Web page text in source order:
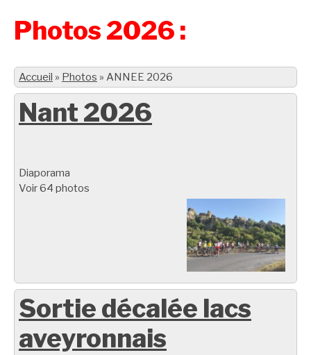
Photos 2026 :
Accueil » Photos » ANNEE 2026
Nant 2026
Diaporama
Voir 64 photos
Sortie décalée lacs
aveyronnais